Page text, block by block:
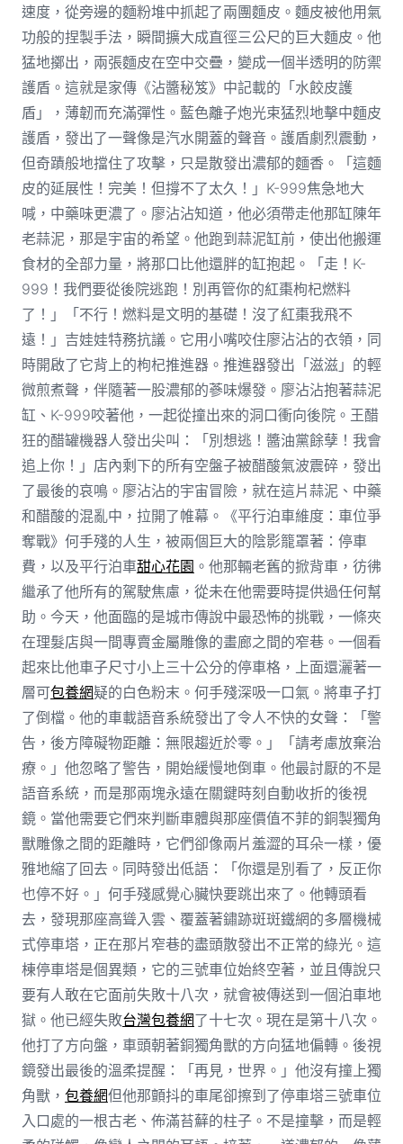
速度，從旁邊的麵粉堆中抓起了兩團麵皮。麵皮被他用氣
功般的捏製手法，瞬間擴大成直徑三公尺的巨大麵皮。他
猛地擲出，兩張麵皮在空中交疊，變成一個半透明的防禦
護盾。這就是家傳《沾醬秘笈》中記載的「水餃皮護
盾」，薄韌而充滿彈性。藍色離子炮光束猛烈地擊中麵皮
護盾，發出了一聲像是汽水開蓋的聲音。護盾劇烈震動，
但奇蹟般地擋住了攻擊，只是散發出濃郁的麵香。「這麵
皮的延展性！完美！但撐不了太久！」K-999焦急地大
喊，中藥味更濃了。廖沾沾知道，他必須帶走他那缸陳年
老蒜泥，那是宇宙的希望。他跑到蒜泥缸前，使出他搬運
食材的全部力量，將那口比他還胖的缸抱起。「走！K-
999！我們要從後院逃跑！別再管你的紅棗枸杞燃料
了！」「不行！燃料是文明的基礎！沒了紅棗我飛不
遠！」吉娃娃特務抗議。它用小嘴咬住廖沾沾的衣領，同
時開啟了它背上的枸杞推進器。推進器發出「滋滋」的輕
微煎煮聲，伴隨著一股濃郁的蔘味爆發。廖沾沾抱著蒜泥
缸、K-999咬著他，一起從撞出來的洞口衝向後院。王醋
狂的醋罐機器人發出尖叫：「別想逃！醬油黨餘孽！我會
追上你！」店內剩下的所有空盤子被醋酸氣波震碎，發出
了最後的哀鳴。廖沾沾的宇宙冒險，就在這片蒜泥、中藥
和醋酸的混亂中，拉開了帷幕。《平行泊車維度：車位爭
奪戰》何手殘的人生，被兩個巨大的陰影籠罩著：停車
費，以及平行泊車甜心花園 。他那輛老舊的掀背車，彷彿
繼承了他所有的駕駛焦慮，從未在他需要時提供過任何幫
助。今天，他面臨的是城市傳說中最恐怖的挑戰，一條夾
在理髮店與一間專賣金屬雕像的畫廊之間的窄巷。一個看
起來比他車子尺寸小上三十公分的停車格，上面還灑著一
層可包養網疑的白色粉末。何手殘深吸一口氣。將車子打
了倒檔。他的車載語音系統發出了令人不快的女聲：「警
告，後方障礙物距離：無限趨近於零。」「請考慮放棄治
療。」他忽略了警告，開始緩慢地倒車。他最討厭的不是
語音系統，而是那兩塊永遠在關鍵時刻自動收折的後視
鏡。當他需要它們來判斷車體與那座價值不菲的銅製獨角
獸雕像之間的距離時，它們卻像兩片羞澀的耳朵一樣，優
雅地縮了回去。同時發出低語：「你還是別看了，反正你
也停不好。」何手殘感覺心臟快要跳出來了。他轉頭看
去，發現那座高聳入雲、覆蓋著鏽跡斑斑鐵網的多層機械
式停車塔，正在那片窄巷的盡頭散發出不正常的綠光。這
棟停車塔是個異類，它的三號車位始終空著，並且傳說只
要有人敢在它面前失敗十八次，就會被傳送到一個泊車地
獄。他已經失敗台灣包養網了十七次。現在是第十八次。
他打了方向盤，車頭朝著銅獨角獸的方向猛地偏轉。後視
鏡發出最後的溫柔提醒：「再見，世界。」他沒有撞上獨
角獸， 包養網但他那顫抖的車尾卻擦到了停車塔三號車位
入口處的一根古老、佈滿苔蘚的柱子。不是撞擊，而是輕